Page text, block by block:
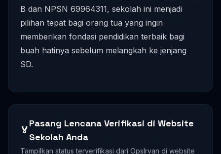
B dan NPSN 69964311, sekolah ini menjadi
pilihan tepat bagi orang tua yang ingin
memberikan fondasi pendidikan terbaik bagi
buah hatinya sebelum melangkah ke jenjang
SD.
🏅
Pasang Lencana Verifikasi di Website
Sekolah Anda
Tampilkan status terverifikasi dari OpsIrvan di website